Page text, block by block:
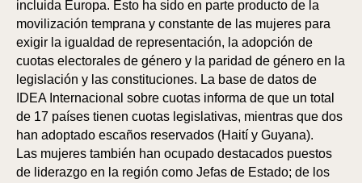
incluida Europa. Esto ha sido en parte producto de la
movilización temprana y constante de las mujeres para
exigir la igualdad de representación, la adopción de
cuotas electorales de género y la paridad de género en la
legislación y las constituciones. La base de datos de
IDEA Internacional sobre cuotas informa de que un total
de 17 países tienen cuotas legislativas, mientras que dos
han adoptado escaños reservados (Haití y Guyana).
Las mujeres también han ocupado destacados puestos
de liderazgo en la región como Jefas de Estado; de los